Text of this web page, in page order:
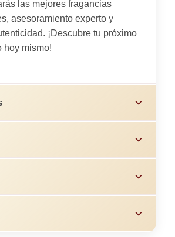
las mejores fragancias
asesoramiento experto y
¡Descubre tu próximo
hoy mismo!